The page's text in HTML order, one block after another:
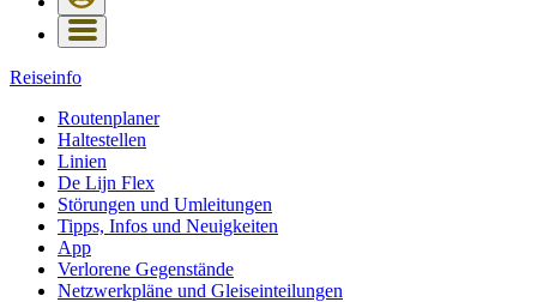
Reiseinfo
Routenplaner
Haltestellen
Linien
De Lijn Flex
Störungen und Umleitungen
Tipps, Infos und Neuigkeiten
App
Verlorene Gegenstände
Netzwerkpläne und Gleiseinteilungen